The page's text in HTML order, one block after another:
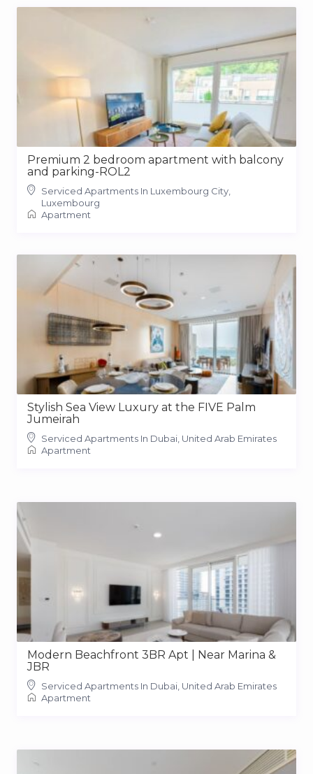
Premium 2 bedroom apartment with balcony
and parking-ROL2
Serviced Apartments In Luxembourg City,
Luxembourg
Apartment
Stylish Sea View Luxury at the FIVE Palm
Jumeirah
Serviced Apartments In Dubai, United Arab Emirates
Apartment
Modern Beachfront 3BR Apt | Near Marina &
JBR
Serviced Apartments In Dubai, United Arab Emirates
Apartment